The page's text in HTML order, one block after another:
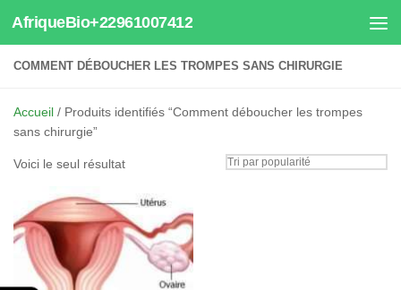
Au dessous du contenu
AfriqueBio+22961007412
COMMENT DÉBOUCHER LES TROMPES SANS CHIRURGIE
Accueil / Produits identifiés “Comment déboucher les trompes
sans chirurgie”
Voici le seul résultat